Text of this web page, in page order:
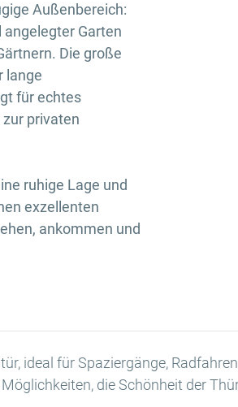
Außenbereich:
Garten
Die große
lange
für echtes
privaten
ruhige Lage und
exzellenten
ankommen und
ideal für Spaziergänge,
die Schönheit der